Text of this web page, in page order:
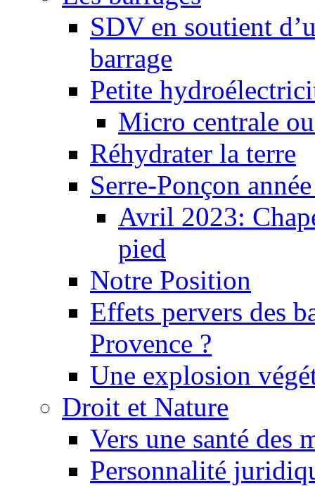
SDV en soutient
barrage
Petite
Micro centrale
Réhydrater la terre
Serre-Ponçon
Avril 2023:
pied
Notre Position
Effets pervers des
Provence ?
Une explosion
Droit et Nature
Vers une santé des
Personnalité